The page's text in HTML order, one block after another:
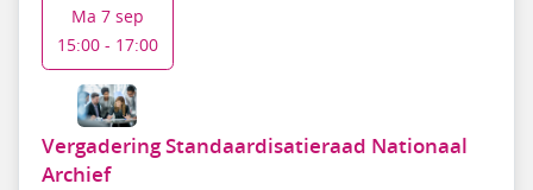
Vergadering Standaardisatieraad Nationaal
Archief
Ma 7 sep
15:00 - 17:00